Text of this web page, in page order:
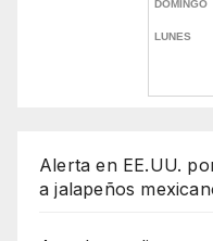
Alerta en EE.UU.
a jalapeños